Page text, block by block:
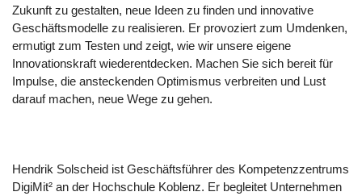
Zukunft zu gestalten, neue Ideen zu finden und innovative
Geschäftsmodelle zu realisieren. Er provoziert zum Umdenken,
ermutigt zum Testen und zeigt, wie wir unsere eigene
Innovationskraft wiederentdecken. Machen Sie sich bereit für
Impulse, die ansteckenden Optimismus verbreiten und Lust
darauf machen, neue Wege zu gehen.
Hendrik Solscheid ist Geschäftsführer des Kompetenzzentrums
DigiMit² an der Hochschule Koblenz. Er begleitet Unternehmen